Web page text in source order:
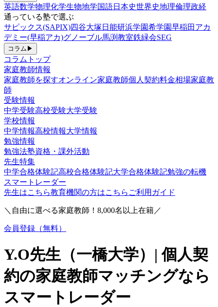
英語数学物理化学生物地学国語日本史世界史地理倫理政経
通っている塾で選ぶ
サピックス(SAPIX)四谷大塚 日能研浜学園希学園早稲田アカ
デミー(早稲アカ)グノーブル馬渕教室鉄緑会SEG
コラム ▶
コラムトップ
家庭教師情報
家庭教師を探すオンライン家庭教師個人契約料金相場家庭教
師
受験情報
中学受験高校受験大学受験
学校情報
中学情報高校情報大学情報
勉強情報
勉強法塾資格・課外活動
先生特集
中学合格体験記高校合格体験記大学合格体験記勉強の転機
スマートレーダー
先生はこちら教育機関の方はこちら ご利用ガイド
＼自由に選べる家庭教師！ 8,000名以上在籍／
会員登録（無料）
Y.O先生（一橋大学）| 個人契
約の家庭教師マッチングなら
スマートレーダー